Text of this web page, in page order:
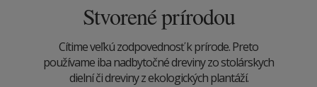
Stvorené prírodou
Cítime veľkú zodpovednosť k prírode. Preto
používame iba nadbytočné dreviny zo stolárskych
dielní či dreviny z ekologických plantáží.